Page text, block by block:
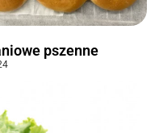
pszenne